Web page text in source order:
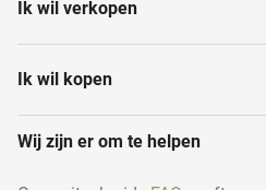
Ik wil verkopen
Ik wil kopen
Wij zijn er om te helpen